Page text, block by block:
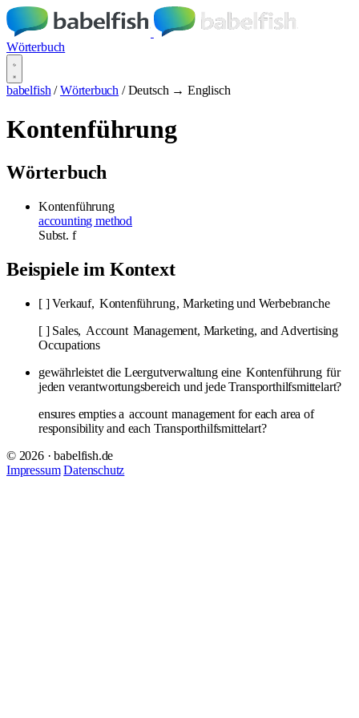
Wörterbuch
babelfish / Wörterbuch / Deutsch → Englisch
Kontenführung
Wörterbuch
Kontenführung
accounting method
Subst. f
Beispiele im Kontext
[ ] Verkauf, Kontenführung, Marketing und Werbebranche
[ ] Sales, Account Management, Marketing, and Advertising
Occupations
gewährleistet die Leergutverwaltung eine Kontenführung für
jeden verantwortungsbereich und jede Transporthilfsmittelart?
ensures empties a account management for each area of ​​
responsibility and each Transporthilfsmittelart?
© 2026 · babelfish.de
Impressum Datenschutz